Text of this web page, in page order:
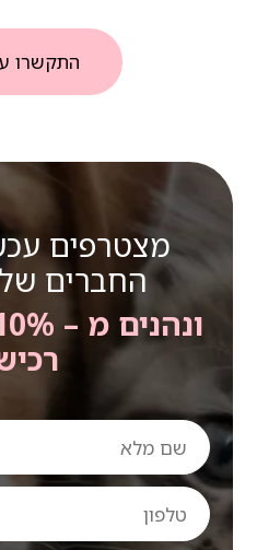
התקשרו
מצטרפים
החברים
שם
מלא
טלפון